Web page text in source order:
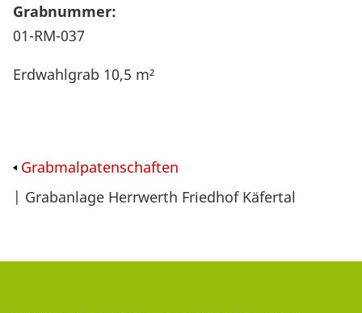
Grabnummer:
01-RM-037
Erdwahlgrab 10,5 m²
Grabmalpatenschaften
| Grabanlage Herrwerth Friedhof Käfertal